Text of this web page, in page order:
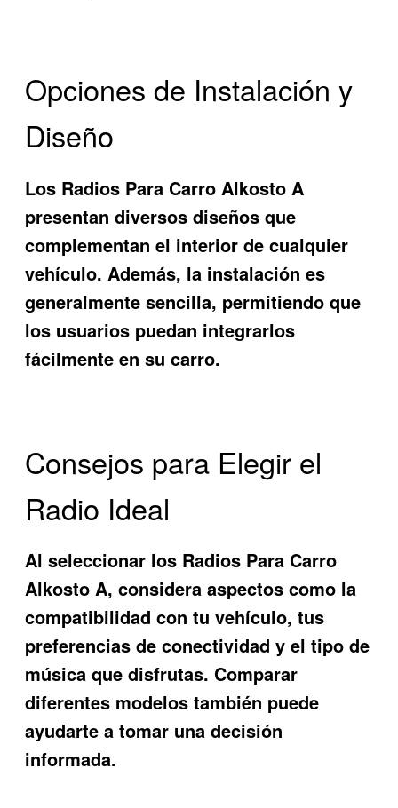
Opciones de Instalación y
Diseño
Los Radios Para Carro Alkosto A
presentan diversos diseños que
complementan el interior de cualquier
vehículo. Además, la instalación es
generalmente sencilla, permitiendo que
los usuarios puedan integrarlos
fácilmente en su carro.
Consejos para Elegir el
Radio Ideal
Al seleccionar los Radios Para Carro
Alkosto A, considera aspectos como la
compatibilidad con tu vehículo, tus
preferencias de conectividad y el tipo de
música que disfrutas. Comparar
diferentes modelos también puede
ayudarte a tomar una decisión
informada.